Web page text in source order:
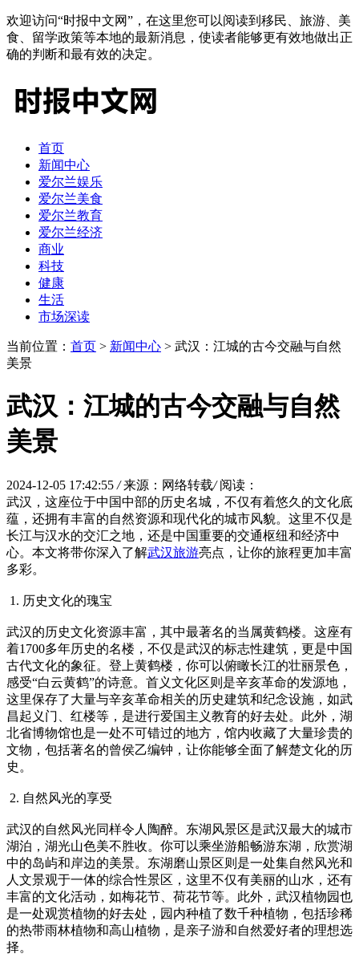
欢迎访问“时报中文网”，在这里您可以阅读到移民、旅游、美
食、留学政策等本地的最新消息，使读者能够更有效地做出正
确的判断和最有效的决定。
首页
新闻中心
爱尔兰娱乐
爱尔兰美食
爱尔兰教育
爱尔兰经济
商业
科技
健康
生活
市场深读
当前位置： 首页 > 新闻中心 > 武汉：江城的古今交融与自然
美景
武汉：江城的古今交融与自然
美景
2024-12-05 17:42:55 / 来源：网络转载/ 阅读：
武汉，这座位于中国中部的历史名城，不仅有着悠久的文化底
蕴，还拥有丰富的自然资源和现代化的城市风貌。这里不仅是
长江与汉水的交汇之地，还是中国重要的交通枢纽和经济中
心。本文将带你深入了解武汉旅游亮点，让你的旅程更加丰富
多彩。
1. 历史文化的瑰宝
武汉的历史文化资源丰富，其中最著名的当属黄鹤楼。这座有
着1700多年历史的名楼，不仅是武汉的标志性建筑，更是中国
古代文化的象征。登上黄鹤楼，你可以俯瞰长江的壮丽景色，
感受“白云黄鹤”的诗意。首义文化区则是辛亥革命的发源地，
这里保存了大量与辛亥革命相关的历史建筑和纪念设施，如武
昌起义门、红楼等，是进行爱国主义教育的好去处。此外，湖
北省博物馆也是一处不可错过的地方，馆内收藏了大量珍贵的
文物，包括著名的曾侯乙编钟，让你能够全面了解楚文化的历
史。
2. 自然风光的享受
武汉的自然风光同样令人陶醉。东湖风景区是武汉最大的城市
湖泊，湖光山色美不胜收。你可以乘坐游船畅游东湖，欣赏湖
中的岛屿和岸边的美景。东湖磨山景区则是一处集自然风光和
人文景观于一体的综合性景区，这里不仅有美丽的山水，还有
丰富的文化活动，如梅花节、荷花节等。此外，武汉植物园也
是一处观赏植物的好去处，园内种植了数千种植物，包括珍稀
的热带雨林植物和高山植物，是亲子游和自然爱好者的理想选
择。